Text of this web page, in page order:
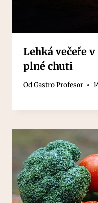
Lehká večeře
plné chuti
OdGastro Profesor